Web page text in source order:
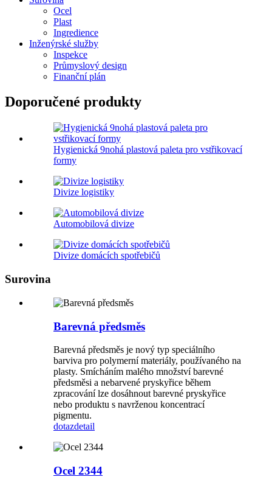
Ocel
Plast
Ingredience
Inženýrské služby
Inspekce
Průmyslový design
Finanční plán
Doporučené produkty
Hygienická 9nohá plastová paleta pro vstřikovací
formy
Divize logistiky
Automobilová divize
Divize domácích spotřebičů
Surovina
Barevná předsměs
Barevná předsměs je nový typ speciálního
barviva pro polymerní materiály, používaného na
plasty. Smícháním malého množství barevné
předsměsi a nebarvené pryskyřice během
zpracování lze dosáhnout barevné pryskyřice
nebo produktu s navrženou koncentrací
pigmentu.
dotazdetail
Ocel 2344